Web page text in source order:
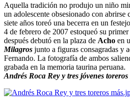
Aquella tradición no produjo un niño
un adolescente obsesionado con abrirse
siete años toreó una becerra en un
4 de febrero de 2007 estoqueó su primer
después debutó en la plaza de Acho en
Milagros junto a figuras consagradas y
Fernando. La fotografía de ambos
grabada en la memoria taurina peruana.
Andrés Roca Rey y tres jóvenes toreros